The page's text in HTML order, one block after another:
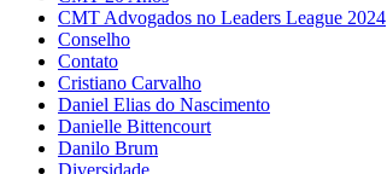
CMT Advogados no Leaders League 2024
Conselho
Contato
Cristiano Carvalho
Daniel Elias do Nascimento
Danielle Bittencourt
Danilo Brum
Diversidade